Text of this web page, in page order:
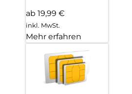
ab 19,99 €
inkl. MwSt.
Mehr erfahren